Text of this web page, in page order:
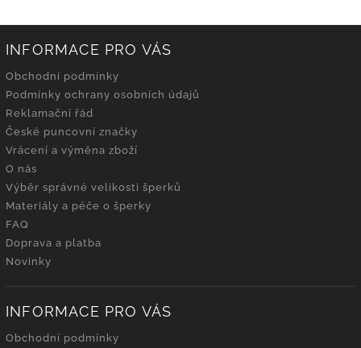
INFORMACE PRO VÁS
Obchodní podmínky
Podmínky ochrany osobních údajů
Reklamační řád
České puncovní značky
Vrácení a výměna zboží
O nás
Výběr správné velikosti šperků
Materiály a péče o šperky
FAQ
Doprava a platba
Novinky
INFORMACE PRO VÁS
Obchodní podmínky